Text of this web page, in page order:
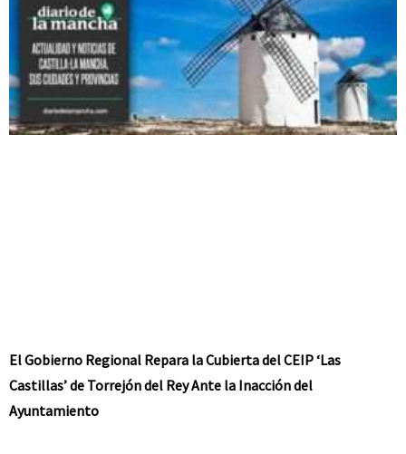
El Gobierno Regional Repara la Cubierta del CEIP ‘Las
Castillas’ de Torrejón del Rey Ante la Inacción del
Ayuntamiento